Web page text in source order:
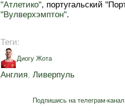
"Атлетико", португальский
"Вулверхэмптон".
Теги:
Диогу Жота
Англия, Ливерпуль
Подпишись на телеграм-